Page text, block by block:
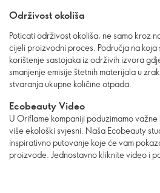
Održivost okoliša
Poticati održivost okoliša, ne samo kroz
cijeli proizvodni proces. Područja na koja
korištenje sastojaka iz održivih izvora
smanjenje emisije štetnih materijala u
stvaranja ukupne količine otpada.
Ecobeauty Video
U Oriflame kompaniji poduzimamo
više ekološki svjesni. Naša Ecobeauty
inspirativno putovanje koje će vam
proizvode. Jednostavno kliknite video i